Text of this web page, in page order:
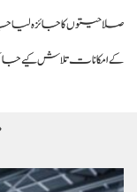
صلاحیتوں کا جائزہ لیا جا
کے امکانات تلاش کیے